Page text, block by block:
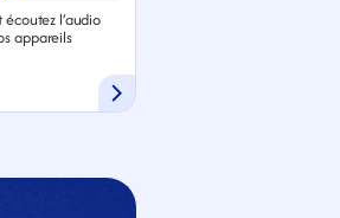
écoutez l’audio
appareils